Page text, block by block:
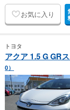
お気に入り
トヨタ
アクア 1.5 G GR
0）